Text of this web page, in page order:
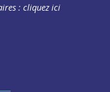
:cliquez ici